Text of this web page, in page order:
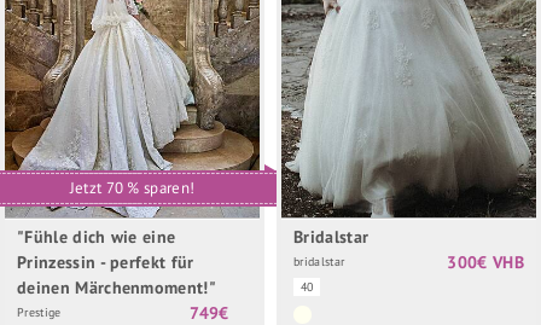
Jetzt 70 % sparen!
"Fühle dich wie eine
Prinzessin - perfekt für
deinen Märchenmoment!"
Prestige
749€
Bridalstar
bridalstar
40
300€ VHB